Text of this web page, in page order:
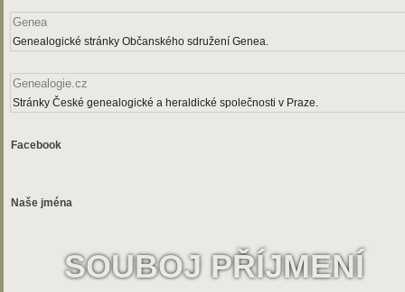
Genea
Genealogické stránky Občanského sdružení Genea.
Genealogie.cz
Stránky České genealogické a heraldické společnosti v Praze.
Facebook
Naše jména
SOUBOJ PŘÍJMENÍ